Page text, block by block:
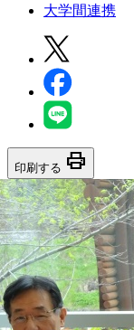
大学間連携
印刷する print